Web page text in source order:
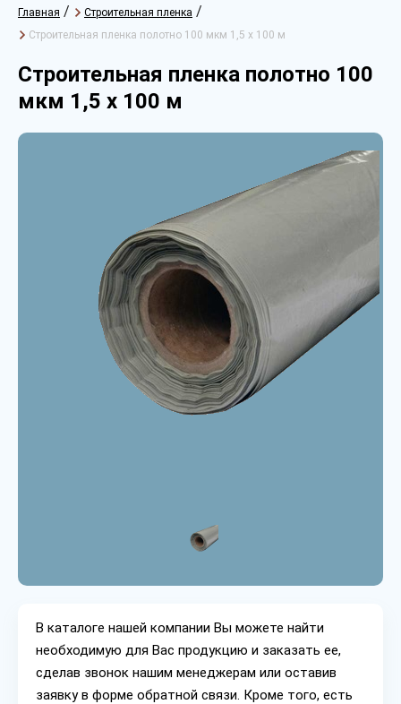
Главная / Строительная пленка /
Строительная пленка полотно 100 мкм 1,5 х 100 м
Строительная пленка полотно 100
мкм 1,5 х 100 м
В каталоге нашей компании Вы можете найти
необходимую для Вас продукцию и заказать ее,
сделав звонок нашим менеджерам или оставив
заявку в форме обратной связи. Кроме того, есть